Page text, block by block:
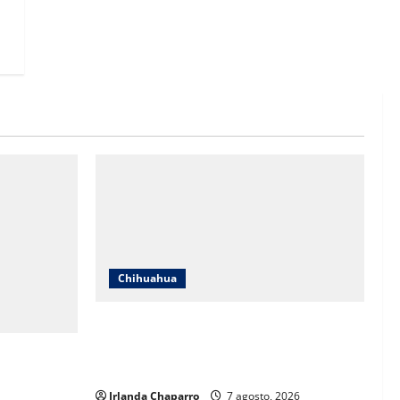
Chihuahua
Irlanda Chaparro 7 agosto, 2026